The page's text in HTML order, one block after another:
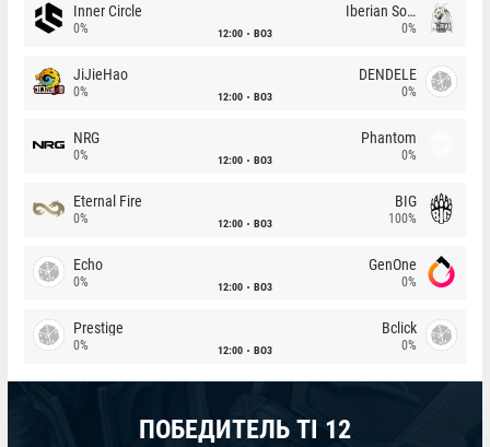
Inner Circle
0% 12:00 BO3
Iberian Soul
0%
JiJieHao
0% 12:00 BO3
DENDELE
0%
NRG
0% 12:00 BO3
Phantom
0%
Eternal Fire
0% 12:00 BO3
BIG
100%
Echo
0% 12:00 BO3
GenOne
0%
Prestige
0% 12:00 BO3
Bclick
0%
ПОБЕДИТЕЛЬ TI 12